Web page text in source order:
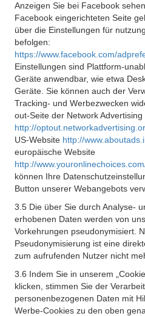
Anzeigen Sie bei Facebook
Facebook eingerichteten Seite
über die Einstellungen für
befolgen:
https://www.facebook.com/
Einstellungen sind Plattform-
Geräte anwendbar, wie etwa
Geräte. Sie können auch der
Tracking- und Werbezwecken
out-Seite der Network Advertising
http://
US-Website http://
europäische Website
http://
können Ihre
Button unserer Webangebots
3.5 Die über Sie durch Analyse-
erhobenen Daten werden von
Vorkehrungen pseudonymisiert.
Pseudonymisierung ist eine
zum aufrufenden Nutzer nicht
3.6 Indem Sie in unserem
klicken, stimmen Sie der
personenbezogenen Daten mit
Werbe-Cookies zu den oben